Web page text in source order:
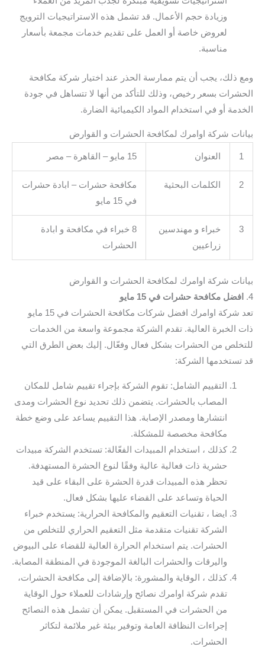
وزيادة حجم الأعمال. قد تشمل هذه الاستراتيجيات الترويج
لعروض خاصة أو العمل على تقديم خدمات مجمعة بأسعار
مناسبة.
ومع ذلك، يجب أن يتم ممارسة الحذر عند اختيار شركة مكافحة
الحشرات بسعر رخيص، وذلك للتأكد من أنها لا تتساهل في جودة
الخدمة أو في استخدام المواد الكيميائية الضارة.
بيانات شركة اوامرك لمكافحة الحشرات و القوارض
1 العنوان 15 مايو – القاهرة – مصر
2 الكلمات البحثية
مكافحة حشرات – ابادة حشرات
في 15 مايو
3
خبراء و مهندسين
زراعيين
8 خبراء في مكافحة و ابادة
الحشرات
بيانات شركة اوامرك لمكافحة الحشرات و القوارض
4.
افضل مكافحة حشرات في 15 مايو
تعد شركة اوامرك افضل شركات مكافحة الحشرات في 15 مايو
ذات الخبرة العالية. تقدم الشركة مجموعة واسعة من الخدمات
للتخلص من الحشرات بشكل فعال وفعّال. إليك بعض الطرق التي
قد تستخدمها الشركة:
التقييم الشامل: تقوم الشركة بإجراء تقييم شامل للمكان
المصاب بالحشرات. يتضمن ذلك تحديد نوع الحشرات ومدى
انتشارها ومصدر الإصابة. هذا التقييم يساعد على وضع خطة
مكافحة مخصصة للمشكلة.
كذلك ، استخدام المبيدات الفعّالة: تستخدم الشركة مبيدات
حشرية ذات فعالية عالية وفقًا لنوع الحشرة المستهدفة.
تحظر هذه المبيدات قدرة الحشرة على البقاء على قيد
الحياة وتساعد على القضاء عليها بشكل فعال.
ايضا ، تقنيات التعقيم والمكافحة الحرارية: يستخدم خبراء
الشركة تقنيات متقدمة مثل التعقيم الحراري للتخلص من
الحشرات. يتم استخدام الحرارة العالية للقضاء على البيوض
واليرقات والحشرات البالغة الموجودة في المنطقة المصابة.
كذلك ، الوقاية والمشورة: بالإضافة إلى مكافحة الحشرات،
تقدم شركة اوامرك نصائح وإرشادات للعملاء حول الوقاية
من الحشرات في المستقبل. يمكن أن تشمل هذه النصائح
إجراءات النظافة العامة وتوفير بيئة غير ملائمة لتكاثر
الحشرات.